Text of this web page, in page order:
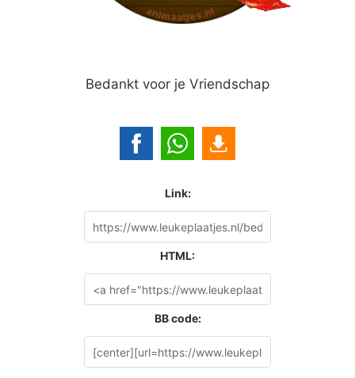
Bedankt voor je Vriendschap
Link:
HTML:
BB code: